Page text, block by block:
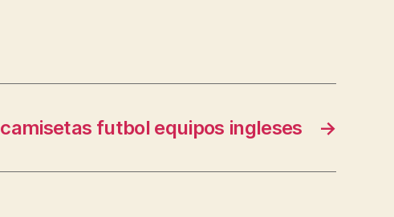
→
camisetas futbol equipos ingleses